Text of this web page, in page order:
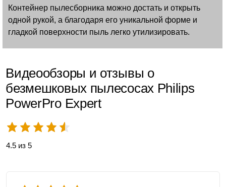
Контейнер пылесборника можно достать и открыть
одной рукой, а благодаря его уникальной форме и
гладкой поверхности пыль легко утилизировать.
Видеообзоры и отзывы о
безмешковых пылесосах Philips
PowerPro Expert
4.5 из 5